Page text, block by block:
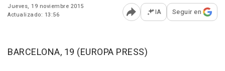
Jueves, 19 noviembre 2015
Actualizado: 13:56
Abrir opciones para
IA Seguir en
BARCELONA, 19 (EUROPA PRESS)